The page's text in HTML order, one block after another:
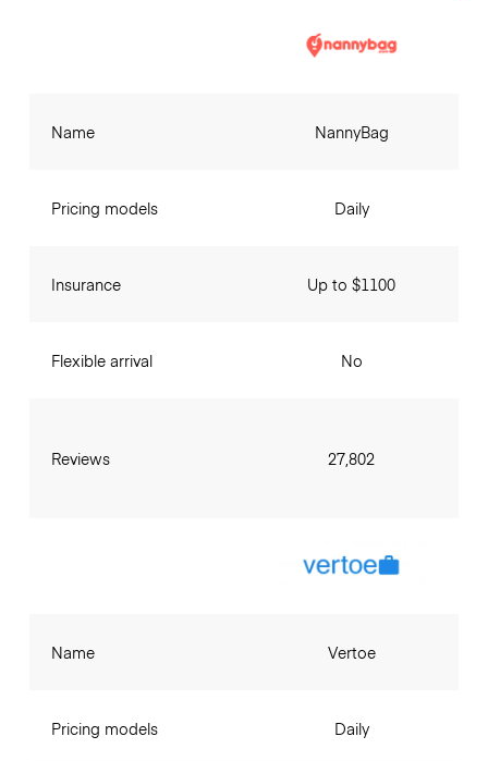
Name
Pricing models
Insurance
Flexible arrival
Reviews
NannyBag
Daily
Up to $1100
No
27,802
Name
Pricing models
Vertoe
Daily